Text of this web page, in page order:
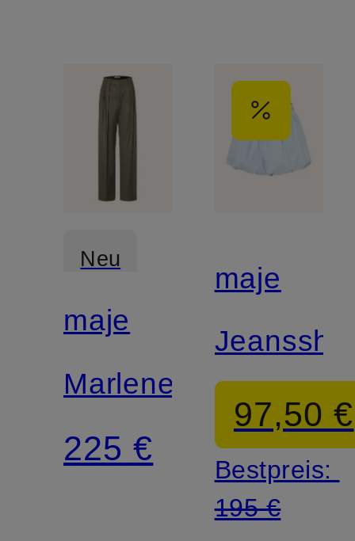
Neu
maje
Marlenehose
225 €
maje
97,50 €
Bestpreis:
195 €